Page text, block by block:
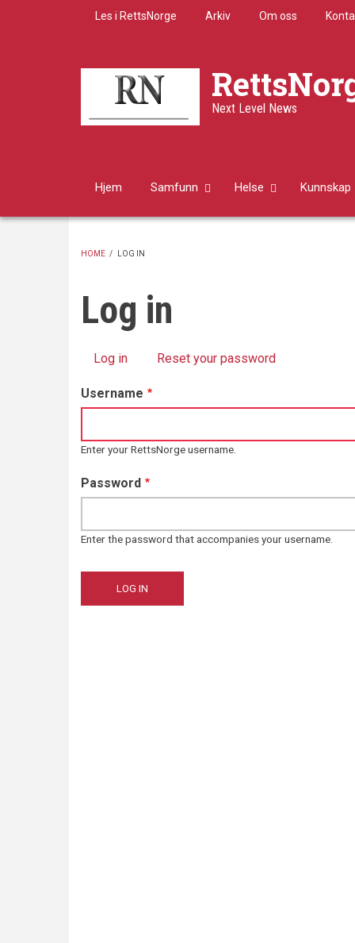
Les i RettsNorge Arkiv Om oss
Next Level News
Hjem Samfunn Helse Kunnskap
HOME / LOG IN
Log in
tabs
Log in (active tab)
Reset your password
Username
Enter your RettsNorge username.
Password
Enter the password that accompanies your username.